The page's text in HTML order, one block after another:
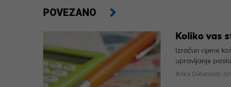
POVEZANO
Koliko vas
Izračun cijene
upravljanje
Anka Cvitanović